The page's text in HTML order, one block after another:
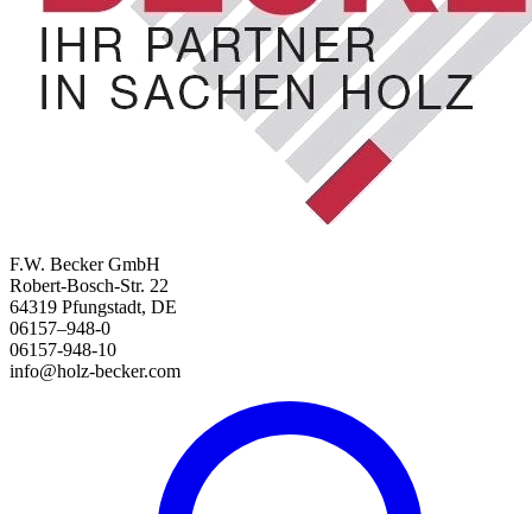
F.W. Becker GmbH
Robert-Bosch-Str. 22
64319 Pfungstadt, DE
06157–948-0
06157-948-10
info@holz-becker.com